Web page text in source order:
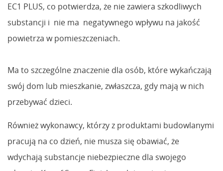
EC1 PLUS, co potwierdza, że nie zawiera szkodliwych
substancji i nie ma negatywnego wpływu na jakość
powietrza w pomieszczeniach.
Ma to szczególne znaczenie dla osób, które wykańczają
swój dom lub mieszkanie, zwłaszcza, gdy mają w nich
przebywać dzieci.
Również wykonawcy, którzy z produktami budowlanymi
pracują na co dzień, nie musza się obawiać, że
wdychają substancje niebezpieczne dla swojego